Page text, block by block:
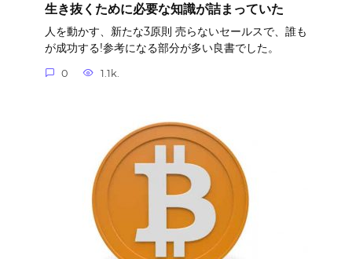
生き抜くために必要な知識が詰まっていた
人を動かす、新たな3原則 売らないセールスで、誰も
が成功する!参考になる部分が多い良書でした。
0 1.1k.